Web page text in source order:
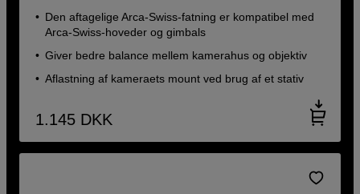
Den aftagelige Arca-Swiss-fatning er kompatibel med
Arca-Swiss-hoveder og gimbals
Giver bedre balance mellem kamerahus og objektiv
Aflastning af kameraets mount ved brug af et stativ
1.145 DKK